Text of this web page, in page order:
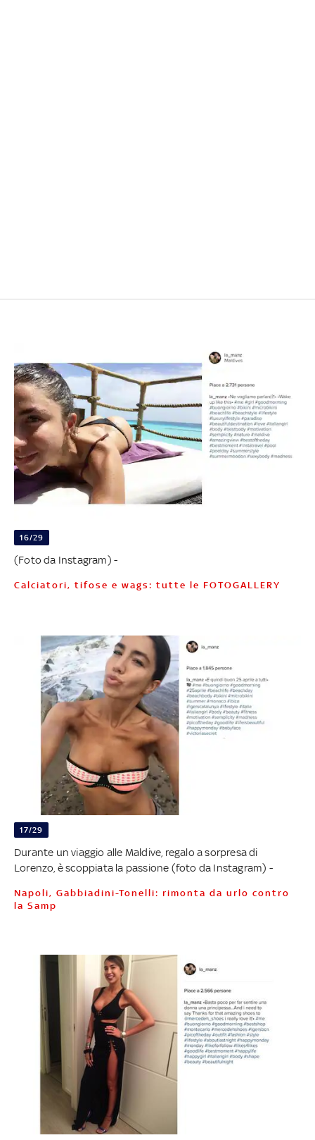
16/29
(Foto da Instagram) -
Calciatori, tifose e wags: tutte le FOTOGALLERY
17/29
Durante un viaggio alle Maldive, regalo a sorpresa di
Lorenzo, è scoppiata la passione (foto da Instagram) -
Napoli, Gabbiadini-Tonelli: rimonta da urlo contro
la Samp